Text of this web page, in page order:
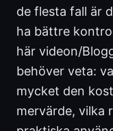
de flesta fall är
ha bättre
här videon/
behöver veta:
mycket den
mervärde, vilka